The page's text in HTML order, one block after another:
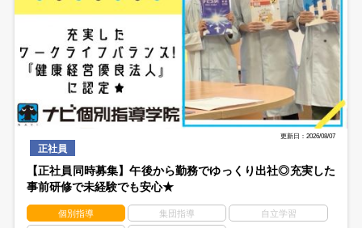
更新日：2026/08/07
正社員
【正社員同時募集】午後から勤務でゆっくり出社◎充実した
事前研修で未経験でも安心★
個別指導 集団指導 自立学習